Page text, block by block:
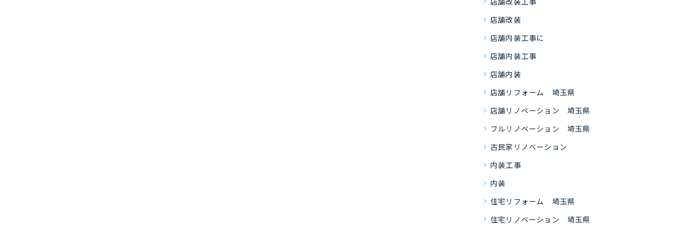
店舗改装
店舗内装工事に
店舗内装工事
店舗内装
店舗リフォーム 埼玉県
店舗リノベーション 埼玉県
フルリノベーション 埼玉県
古民家リノベーション
内装工事
内装
住宅リフォーム 埼玉県
住宅リノベーション 埼玉県